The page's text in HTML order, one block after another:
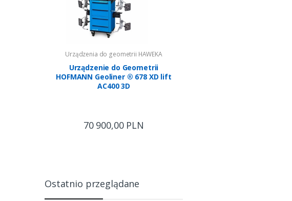
Urządzenia do geometrii HAWEKA
Urządzenie do Geometrii
HOFMANN Geoliner ® 678 XD lift
AC400 3D
70 900,00 PLN
Ostatnio przeglądane